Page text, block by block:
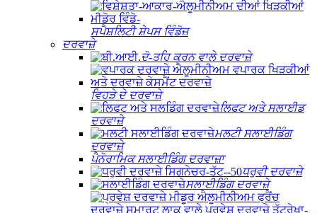
ਸਪੈਸ਼ਲਿਟੀ ਸ਼ੇਪਸ ਵਿੰਡੋਜ਼
ਦਰਵਾਜ਼ੇ
ਦੋ-ਤਹਿ ਕਰਨ ਵਾਲੇ ਦਰਵਾਜ਼ੇ
ਵਿਹੜੇ ਦੇ ਦਰਵਾਜ਼ੇ
ਲਿਫਟ ਅਤੇ ਸਲਾਈਡ
ਦਰਵਾਜ਼ੇ
ਮਲਟੀ ਸਲਾਈਡਿੰਗ
ਦਰਵਾਜ਼ੇ
ਪੈਨੋਰਾਮਿਕ ਸਲਾਈਡਿੰਗ ਦਰਵਾਜ਼ਾ
ਧਰੁਵੀ ਦਰਵਾਜ਼ੇ
ਸਲਾਈਡਿੰਗ ਦਰਵਾਜ਼ੇ